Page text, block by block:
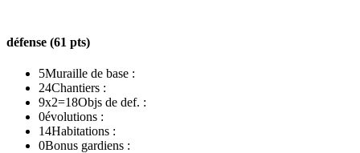
défense (61 pts)
5Muraille de base :
24Chantiers :
9x2=18Objs de def. :
0évolutions :
14Habitations :
0Bonus gardiens :